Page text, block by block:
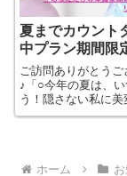
夏までカウント
中プラン期間限
ご訪問ありがとうご
♪「○今年の夏は、
う！隠さない私に美
きをもっと見る
ホーム